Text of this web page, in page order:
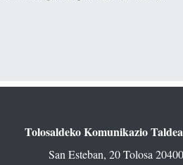
Tolosaldeko Komunikazio
San Esteban, 20 Tolosa 20400